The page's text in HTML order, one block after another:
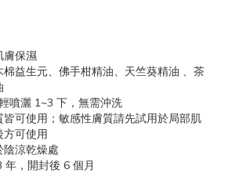
膚保濕
棉益生元、佛手柑精油、天竺葵精油 、茶
噴灑 1~3 下，無需沖洗
皆可使用；敏感性膚質請先試用於局部肌
方可使用
陰涼乾燥處
年，開封後 6 個月